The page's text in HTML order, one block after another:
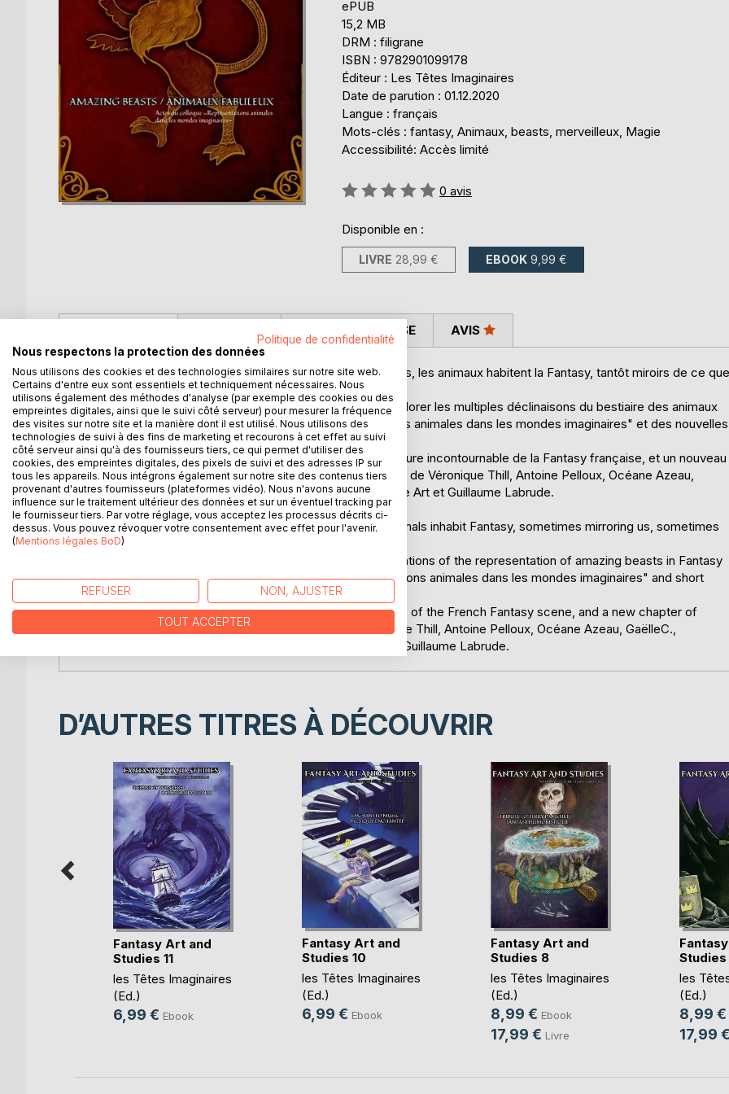
ePUB
15,2 MB
DRM : filigrane
ISBN : 9782901099178
Éditeur : Les Têtes Imaginaires
Date de parution : 01.12.2020
Langue : français
Mots-clés : fantasy, Animaux, beasts, merveilleux, Magie
Accessibilité: Accès limité
Évaluation:
0 avis
Disponible en :
LIVRE 28,99 € EBOOK 9,99 €
Compagnons des hommes, alliés, proies ou bêtes féroces, les animaux habitent la Fantasy, tantôt miroirs de ce que
nous sommes, tantôt incarnations d'une altérité radicale.
Le 9e numéro de Fantasy Art and Studies s'attache à explorer les multiples déclinaisons du bestiaire des animaux
fabuleux, à travers les actes du colloque "Représentations animales dans les mondes imaginaires" et des nouvelles
qui donnent la part belle aux créatures animales.
En bonus : une nouvelle signée de Charlotte Bousquet, figure incontournable de la Fantasy française, et un nouveau
chapitre de la BD de Guillaume Labrude. Et les illustrations de Véronique Thill, Antoine Pelloux, Océane Azeau,
GaëlleC., Guillaume Sallah Thomas, Princesse Mandragore Art et Guillaume Labrude.
Mankind's companions, allies, prey or savage beasts, animals inhabit Fantasy, sometimes mirroring us, sometimes
embodying absolute otherness.
Fantasy Art and Studies issue 9 explores the multiple variations of the representation of amazing beasts in Fantasy
through the proceedings of the symposium "Représentations animales dans les mondes imaginaires" and short
stories which prominently feature animals.
Bonus: a short story by Charlotte Bousquet, a major figure of the French Fantasy scene, and a new chapter of
Guillaume Labrude's comics. And illustrations by Véronique Thill, Antoine Pelloux, Océane Azeau, GaëlleC.,
Guillaume Sallah Thomas, Princesse Mandragore Art and Guillaume Labrude.
CRITIQUES PRESSE AVIS
D’AUTRES TITRES À DÉCOUVRIR
Fantasy Art and
Studies 11
les Têtes Imaginaires
(Ed.)
6,99 € Ebook
Fantasy Art and
Studies 10
les Têtes Imaginaires
(Ed.)
6,99 € Ebook
Fantasy Art and
Studies 8
les Têtes Imaginaires
(Ed.)
8,99 € Ebook
17,99 € Livre
Studies
les
(Ed.)
8,99 €
17,99
Politique de confidentialité
Nous respectons la protection des données
Nous utilisons des cookies et des technologies similaires sur notre site web.
Certains d'entre eux sont essentiels et techniquement nécessaires. Nous
utilisons également des méthodes d'analyse (par exemple des cookies ou des
empreintes digitales, ainsi que le suivi côté serveur) pour mesurer la fréquence
des visites sur notre site et la manière dont il est utilisé. Nous utilisons des
technologies de suivi à des fins de marketing et recourons à cet effet au suivi
côté serveur ainsi qu'à des fournisseurs tiers, ce qui permet d'utiliser des
cookies, des empreintes digitales, des pixels de suivi et des adresses IP sur
tous les appareils. Nous intégrons également sur notre site des contenus tiers
provenant d'autres fournisseurs (plateformes vidéo). Nous n'avons aucune
influence sur le traitement ultérieur des données et sur un éventuel tracking par
le fournisseur tiers. Par votre réglage, vous acceptez les processus décrits ci-
dessus. Vous pouvez révoquer votre consentement avec effet pour l'avenir.
(Mentions légales BoD)
REFUSER NON, AJUSTER
TOUT ACCEPTER